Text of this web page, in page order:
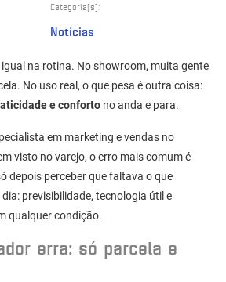
Categoria(s):
Notícias
na rotina. No showroom, muita gente
No uso real, o que pesa é outra coisa:
e conforto no anda e para.
em marketing e vendas no
visto no varejo, o erro mais comum é
depois perceber que faltava o que
previsibilidade, tecnologia útil e
qualquer condição.
erra: só parcela e